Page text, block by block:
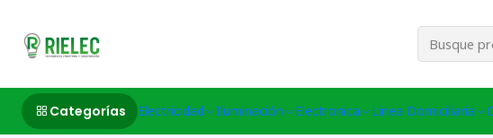
Categorías Electricidad Iluminación Electronica Linea Domiciliaria